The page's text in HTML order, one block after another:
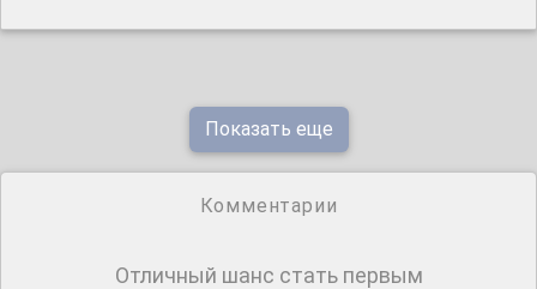
Показать еще
Комментарии
Отличный шанс стать первым